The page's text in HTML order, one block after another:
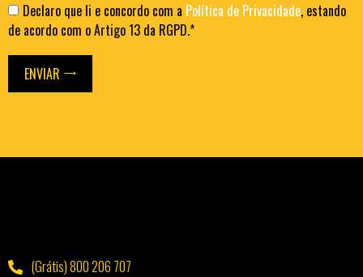
Declaro que li e concordo com a Política de Privacidade, estando
de acordo com o Artigo 13 da RGPD.*
ENVIAR
(Grátis) 800 206 707